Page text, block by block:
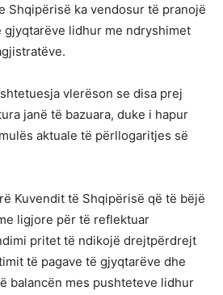
Shqipërisë ka vendosur të pranojë
lidhur me ndryshimet
vlerëson se disa prej
janë të bazuara, duke i hapur
aktuale të përllogaritjes së
Kuvendit të Shqipërisë që të bëjë
ligjore për të reflektuar
pritet të ndikojë drejtpërdrejt
të pagave të gjyqtarëve dhe
balancën mes pushteteve lidhur